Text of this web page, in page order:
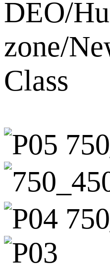
DEO/
zone/
Class